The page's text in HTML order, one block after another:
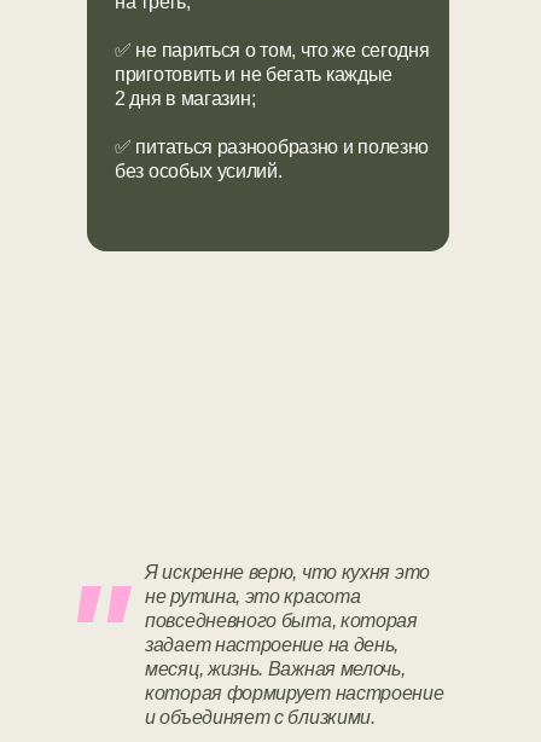
"
✅ не париться о том, что же сегодня
приготовить и не бегать каждые
2 дня в магазин;
✅ питаться разнообразно и полезно
без особых усилий.
Я искренне верю, что кухня это
не рутина, это красота
повседневного быта, которая
задает настроение на день,
месяц, жизнь. Важная мелочь,
которая формирует настроение
и объединяет с близкими.